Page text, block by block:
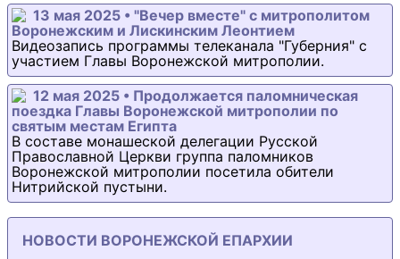
13 мая 2025 • "Вечер вместе" с митрополитом
Воронежским и Лискинским Леонтием
Видеозапись программы телеканала "Губерния" с
участием Главы Воронежской митрополии.
12 мая 2025 • Продолжается паломническая
поездка Главы Воронежской митрополии по
святым местам Египта
В составе монашеской делегации Русской
Православной Церкви группа паломников
Воронежской митрополии посетила обители
Нитрийской пустыни.
НОВОСТИ ВОРОНЕЖСКОЙ ЕПАРХИИ